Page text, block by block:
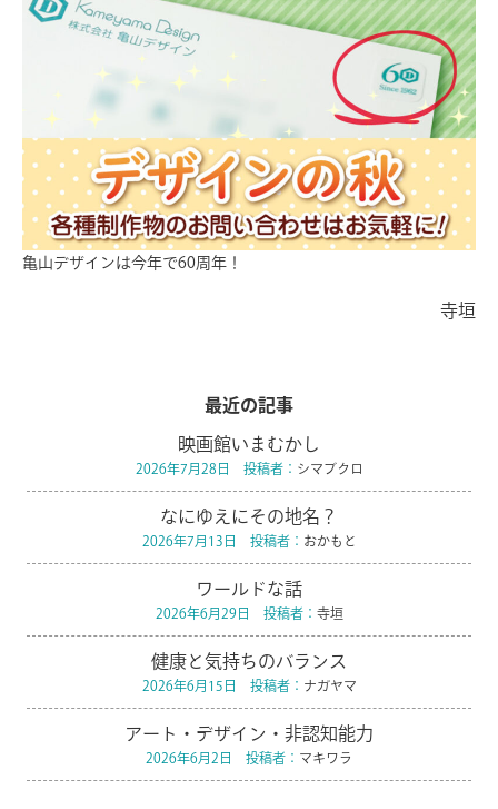
亀山デザインは今年で60周年！
寺垣
最近の記事
映画館いまむかし
2026年7月28日 投稿者： シマブクロ
なにゆえにその地名？
2026年7月13日 投稿者： おかもと
ワールドな話
2026年6月29日 投稿者： 寺垣
健康と気持ちのバランス
2026年6月15日 投稿者： ナガヤマ
アート・デザイン・非認知能力
2026年6月2日 投稿者： マキワラ